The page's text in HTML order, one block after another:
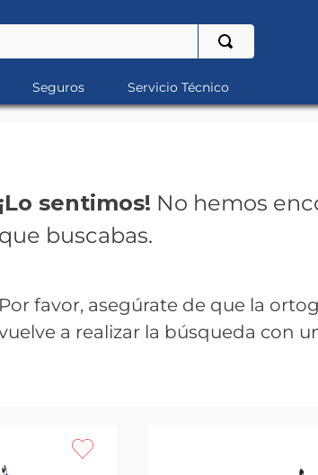
Seguros Servicio Técnico
¡Lo sentimos! No hemos
que buscabas.
Por favor, asegúrate de que la
a realizar la búsqueda con